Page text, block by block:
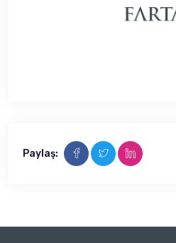
Paylaş: